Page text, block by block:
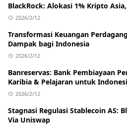
BlackRock: Alokasi 1% Kripto
2026/2/12
Transformasi Keuangan
Dampak bagi Indonesia
2026/2/12
Banreservas: Bank Pembiayaan
Karibia & Pelajaran untuk
2026/2/12
Stagnasi Regulasi Stablecoin AS:
Via Uniswap